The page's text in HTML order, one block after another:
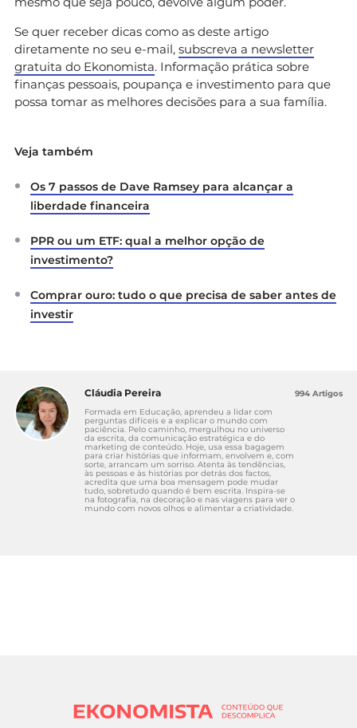
Se quer receber dicas como as deste artigo
diretamente no seu e-mail, subscreva a newsletter
gratuita do Ekonomista. Informação prática sobre
finanças pessoais, poupança e investimento para que
possa tomar as melhores decisões para a sua família.
Veja também
Os 7 passos de Dave Ramsey para alcançar a
liberdade financeira
PPR ou um ETF: qual a melhor opção de
investimento?
Comprar ouro: tudo o que precisa de saber antes de
investir
Cláudia Pereira
Formada em Educação, aprendeu a lidar com
perguntas difíceis e a explicar o mundo com
paciência. Pelo caminho, mergulhou no universo
da escrita, da comunicação estratégica e do
marketing de conteúdo. Hoje, usa essa bagagem
para criar histórias que informam, envolvem e, com
sorte, arrancam um sorriso. Atenta às tendências,
às pessoas e às histórias por detrás dos factos,
acredita que uma boa mensagem pode mudar
tudo, sobretudo quando é bem escrita. Inspira-se
na fotografia, na decoração e nas viagens para ver o
mundo com novos olhos e alimentar a criatividade.
994 Artigos